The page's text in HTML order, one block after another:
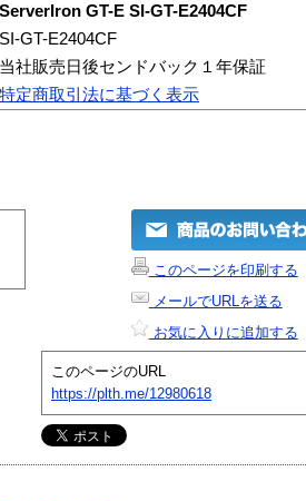
ServerIron GT-E SI-GT-E2404CF
SI-GT-E2404CF
当社販売日後センドバック１年保証
特定商取引法に基づく表示
このページを印刷する
メールでURLを送る
お気に入りに追加する
このページのURL
https://plth.me/12980618